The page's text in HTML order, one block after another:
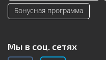
Бонусная программа
Мы в соц. сетях